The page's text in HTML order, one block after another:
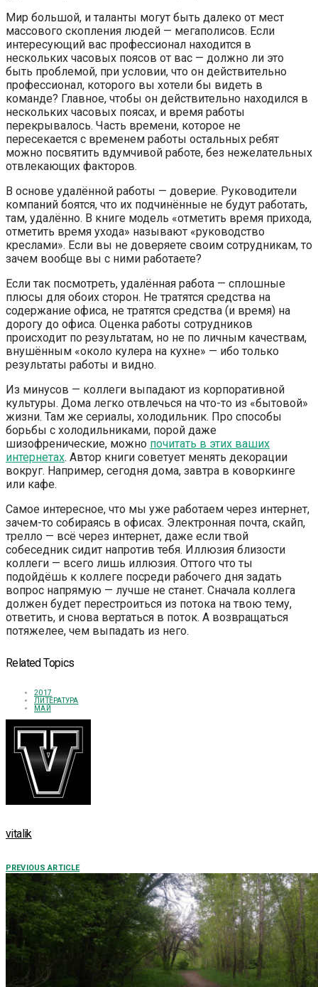
Мир большой, и таланты могут быть далеко от мест
массового скопления людей — мегаполисов. Если
интересующий вас профессионал находится в
нескольких часовых поясов от вас — должно ли это
быть проблемой, при условии, что он действительно
профессионал, которого вы хотели бы видеть в
команде? Главное, чтобы он действительно находился в
нескольких часовых поясах, и время работы
перекрывалось. Часть времени, которое не
пересекается с временем работы остальных ребят
можно посвятить вдумчивой работе, без нежелательных
отвлекающих факторов.
В основе удалённой работы — доверие. Руководители
компаний боятся, что их подчинённые не будут работать,
там, удалённо. В книге модель «отметить время прихода,
отметить время ухода» называют «руководство
креслами». Если вы не доверяете своим сотрудникам, то
зачем вообще вы с ними работаете?
Если так посмотреть, удалённая работа — сплошные
плюсы для обоих сторон. Не тратятся средства на
содержание офиса, не тратятся средства (и время) на
дорогу до офиса. Оценка работы сотрудников
происходит по результатам, но не по личным качествам,
внушённым «около кулера на кухне» — ибо только
результаты работы и видно.
Из минусов — коллеги выпадают из корпоративной
культуры. Дома легко отвлечься на что-то из «бытовой»
жизни. Там же сериалы, холодильник. Про способы
борьбы с холодильниками, порой даже
шизофренические, можно почитать в этих ваших
интернетах. Автор книги советует менять декорации
вокруг. Например, сегодня дома, завтра в коворкинге
или кафе.
Самое интересное, что мы уже работаем через интернет,
зачем-то собираясь в офисах. Электронная почта, скайп,
трелло — всё через интернет, даже если твой
собеседник сидит напротив тебя. Иллюзия близости
коллеги — всего лишь иллюзия. Оттого что ты
подойдёшь к коллеге посреди рабочего дня задать
вопрос напрямую — лучше не станет. Сначала коллега
должен будет перестроиться из потока на твою тему,
ответить, и снова вертаться в поток. А возвращаться
потяжелее, чем выпадать из него.
Related Topics
2017
ЛИТЕРАТУРА
МАЙ
vitalik
PREVIOUS ARTICLE